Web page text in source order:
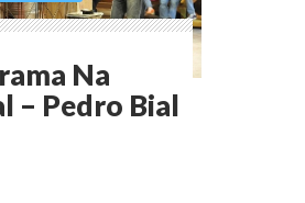
Na
– Pedro Bial